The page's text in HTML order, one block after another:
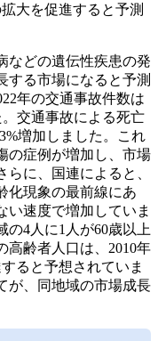
大を促進すると予測
などの遺伝性疾患の発
する市場になると予測
年の交通事故件数は
交通事故による死亡
増加しました。これ
の症例が増加し、市場
に、国連によると、
化現象の最前線にあ
い速度で増加していま
の4人に1人が60歳以上
高齢者人口は、2010年
ると予想されていま
が、同地域の市場成長